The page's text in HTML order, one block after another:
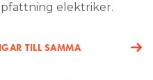
elektriker.
TILL SAMMA